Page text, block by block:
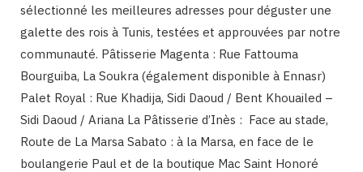
sélectionné les meilleures adresses pour déguster une
galette des rois à Tunis, testées et approuvées par notre
communauté. Pâtisserie Magenta : Rue Fattouma
Bourguiba, La Soukra (également disponible à Ennasr)
Palet Royal : Rue Khadija, Sidi Daoud / Bent Khouailed –
Sidi Daoud / Ariana La Pâtisserie d’Inès : Face au stade,
Route de La Marsa Sabato : à la Marsa, en face de le
boulangerie Paul et de la boutique Mac Saint Honoré